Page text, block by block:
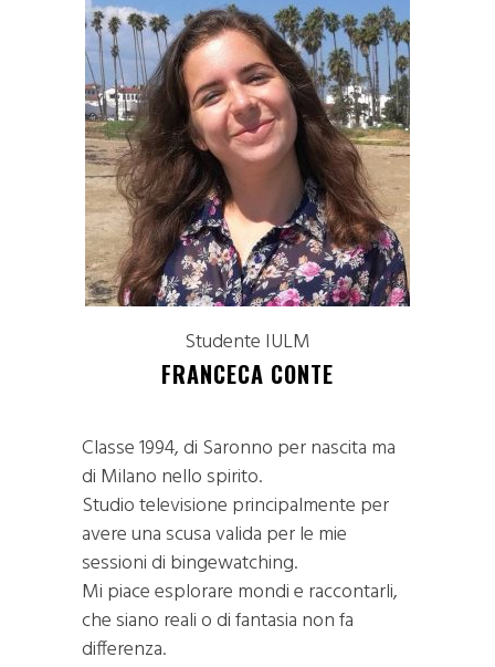
Studente IULM
FRANCECA CONTE
Classe 1994, di Saronno per nascita ma
di Milano nello spirito.
Studio televisione principalmente per
avere una scusa valida per le mie
sessioni di bingewatching.
Mi piace esplorare mondi e raccontarli,
che siano reali o di fantasia non fa
differenza.